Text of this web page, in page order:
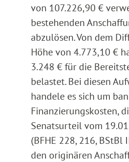
von 107.226,90 €
bestehenden
abzulösen. Von dem
Höhe von 4.773,10 €
3.248 € für die
belastet. Bei diesen
handele es sich um
Finanzierungskosten,
Senatsurteil vom
(BFHE 228, 216, BStBl
den originären